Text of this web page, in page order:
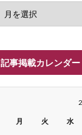
記事掲載カレンダー
月 火 水